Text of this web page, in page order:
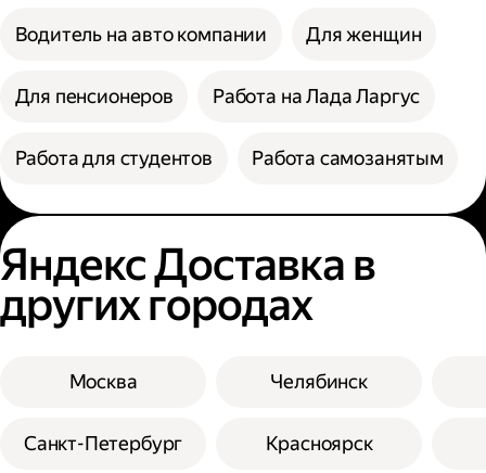
Водитель на авто компании Для женщин
Для пенсионеров Работа на Лада Ларгус
Работа для студентов Работа самозанятым
Яндекс Доставка в
других городах
Москва
Санкт-Петербург
Челябинск
Красноярск